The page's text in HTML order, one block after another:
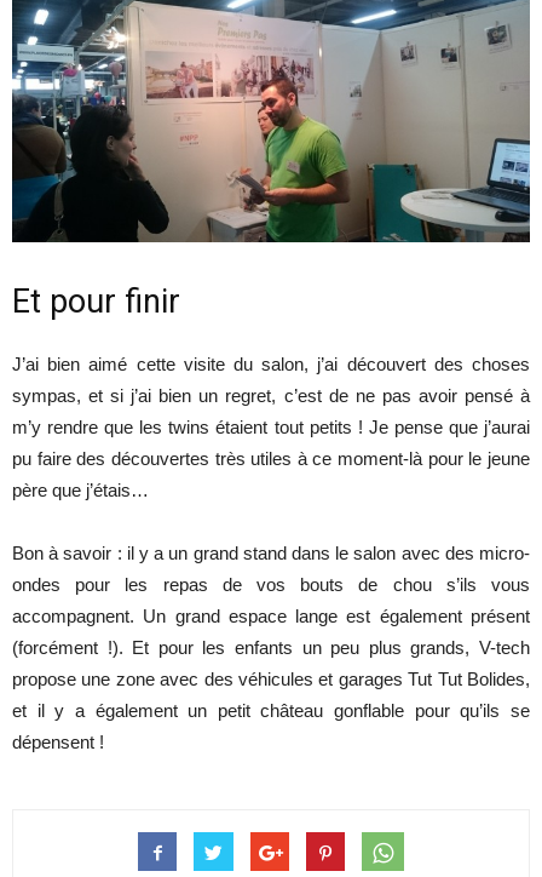
Et pour finir
J’ai bien aimé cette visite du salon, j’ai découvert des choses
sympas, et si j’ai bien un regret, c’est de ne pas avoir pensé à
m’y rendre que les twins étaient tout petits ! Je pense que j’aurai
pu faire des découvertes très utiles à ce moment-là pour le jeune
père que j’étais…
Bon à savoir : il y a un grand stand dans le salon avec des micro-
ondes pour les repas de vos bouts de chou s’ils vous
accompagnent. Un grand espace lange est également présent
(forcément !). Et pour les enfants un peu plus grands, V-tech
propose une zone avec des véhicules et garages Tut Tut Bolides,
et il y a également un petit château gonflable pour qu’ils se
dépensent !